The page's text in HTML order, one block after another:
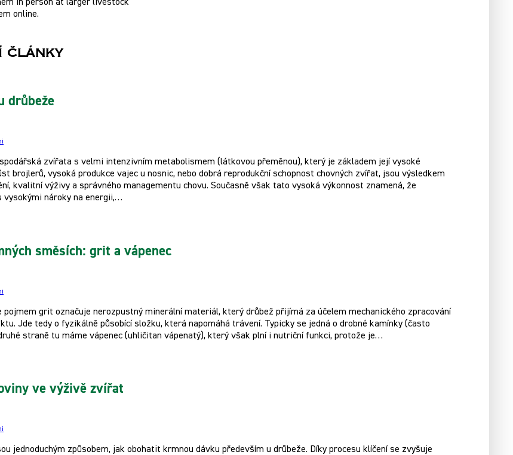
in person at larger livestock
online.
články
drůbeže
zvířata s velmi intenzivním metabolismem (látkovou přeměnou), který je základem její vysoké
brojlerů, vysoká produkce vajec u nosnic, nebo dobrá reprodukční schopnost chovných zvířat, jsou výsledkem
kvalitní výživy a správného managementu chovu. Současně však tato vysoká výkonnost znamená, že
vysokými nároky na energii,…
směsích: grit a vápenec
pojmem grit označuje nerozpustný minerální materiál, který drůbež přijímá za účelem mechanického zpracování
Jde tedy o fyzikálně působící složku, která napomáhá trávení. Typicky se jedná o drobné kamínky (často
straně tu máme vápenec (uhličitan vápenatý), který však plní i nutriční funkci, protože je…
ve výživě zvířat
jednoduchým způsobem, jak obohatit krmnou dávku především u drůbeže. Díky procesu klíčení se zvyšuje